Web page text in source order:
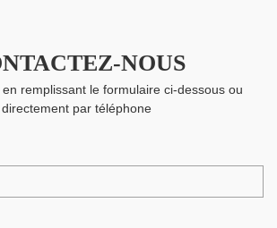
NOUS
remplissant le formulaire ci-dessous ou
directement par téléphone